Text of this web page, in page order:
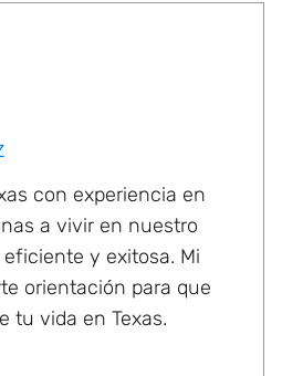
con experiencia en
a vivir en nuestro
y exitosa. Mi
orientación para que
tu vida en Texas.